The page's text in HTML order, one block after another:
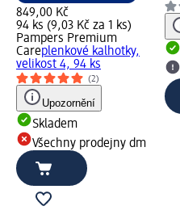
849,00 Kč
94 ks (9,03 Kč za 1 ks)
Pampers Premium
Careplenkové kalhotky,
velikost 4, 94 ks
(2)
Upozornění
Skladem
Všechny prodejny dm